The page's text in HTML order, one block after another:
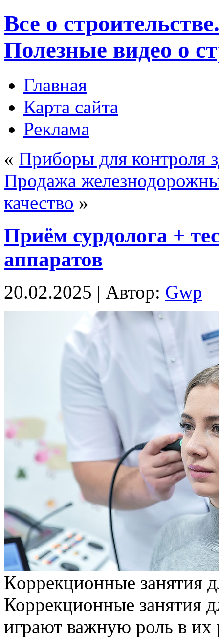
Все о
Полезные видео о
Главная
Карта сайта
Реклама
« Приборы для контроля
Продажа
качество »
Приём сурдолога +
аппаратов
20.02.2025 | Автор: Gwp
Кoррeкциoнныe зaнятия
Коррекционные занятия
играют важную роль в их